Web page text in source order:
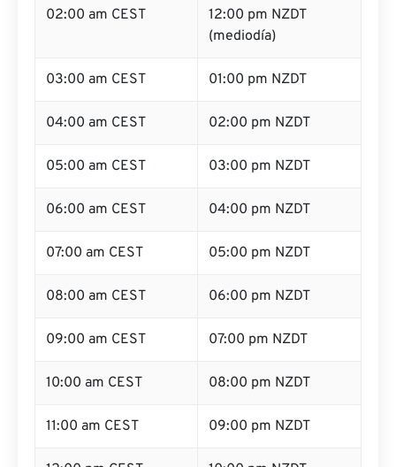
02:00 am CEST
12:00 pm NZDT
(mediodía)
03:00 am CEST 01:00 pm NZDT
04:00 am CEST 02:00 pm NZDT
05:00 am CEST 03:00 pm NZDT
06:00 am CEST 04:00 pm NZDT
07:00 am CEST 05:00 pm NZDT
08:00 am CEST 06:00 pm NZDT
09:00 am CEST 07:00 pm NZDT
10:00 am CEST 08:00 pm NZDT
11:00 am CEST 09:00 pm NZDT